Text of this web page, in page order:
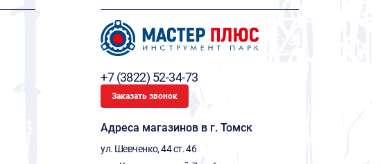
+7 (3822) 52-34-73
Заказать звонок
Адреса магазинов в г. Томск
ул. Шевченко, 44 ст. 46